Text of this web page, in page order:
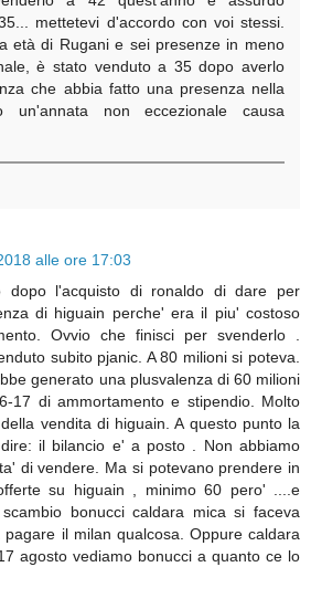
mettetevi d'accordo con voi stessi.
età di Rugani e sei presenze in meno
è stato venduto a 35 dopo averlo
che abbia fatto una presenza nella
non eccezionale causa
alle ore 17:03
dopo l'acquisto di ronaldo di dare per
di higuain perche' era il piu' costoso
Ovvio che finisci per svenderlo .
subito pjanic. A 80 milioni si poteva.
generato una plusvalenza di 60 milioni
17 di ammortamento e stipendio. Molto
vendita di higuain. A questo punto la
il bilancio e' a posto . Non abbiamo
di vendere. Ma si potevano prendere in
su higuain , minimo 60 pero' ....e
bonucci caldara mica si faceva
il milan qualcosa. Oppure caldara
agosto vediamo bonucci a quanto ce lo